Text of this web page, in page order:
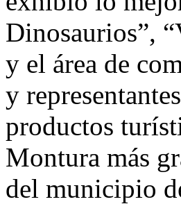
Dinosaurios”,
y el área de
y
productos
Montura más
del municipio